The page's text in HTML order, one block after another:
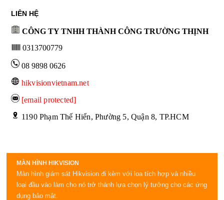
MÀN HÌNH HIKVISION
Màn hình giám sát Hikvision đi kèm với loa tích hợp và nhiều
loại đầu vào làm cho nó trở thành lựa chọn lý tưởng cho các ứng
dụng bảo mật.
LIÊN HỆ
CÔNG TY TNHH THÀNH CÔNG TRƯỜNG THỊNH
0313700779
08 9898 0626
hikvisionvietnam.net
[email protected]
1190 Phạm Thế Hiển, Phường 5, Quận 8, TP.HCM